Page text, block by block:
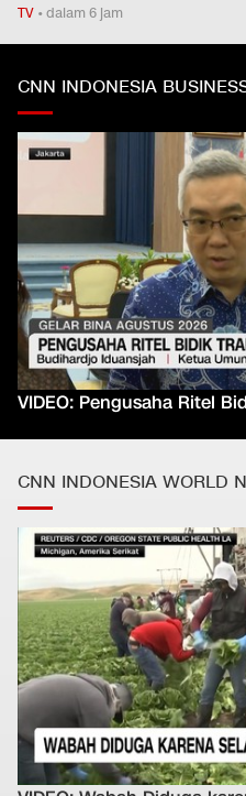
TV •dalam 6 jam
CNN INDONESIA
VIDEO: Pengusaha Ritel
CNN INDONESIA WORLD